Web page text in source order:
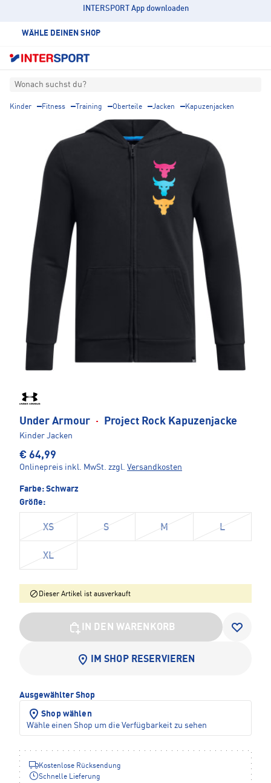
INTERSPORT App downloaden
WÄHLE DEINEN SHOP
Wonach suchst du?
Kinder Fitness Training Oberteile Jacken Kapuzenjacken
Under Armour · Project Rock Kapuzenjacke
Kinder Jacken
€ 64,99
Onlinepreis inkl. MwSt. zzgl. Versandkosten
Farbe: Schwarz
Größe:
XS S M L
XL
Dieser Artikel ist ausverkauft
IN DEN WARENKORB
IM SHOP RESERVIEREN
Ausgewählter Shop
Shop wählen
Wähle einen Shop um die Verfügbarkeit zu sehen
Kostenlose Rücksendung
Schnelle Lieferung